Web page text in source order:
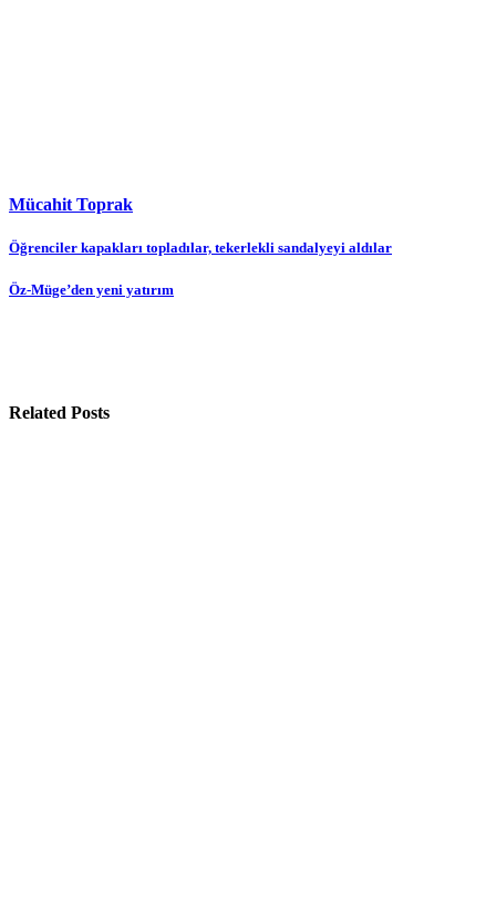
Mücahit Toprak
Yazı
gezinmesi
Öğrenciler kapakları topladılar, tekerlekli sandalyeyi aldılar
Öz-Müge’den yeni yatırım
Related Posts